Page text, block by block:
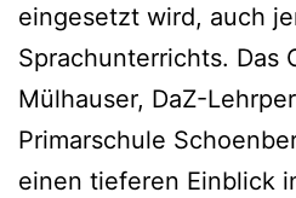
eingesetzt wird, auch
Sprachunterrichts. Das
Mülhauser, DaZ-
Primarschule
einen tieferen Einblick